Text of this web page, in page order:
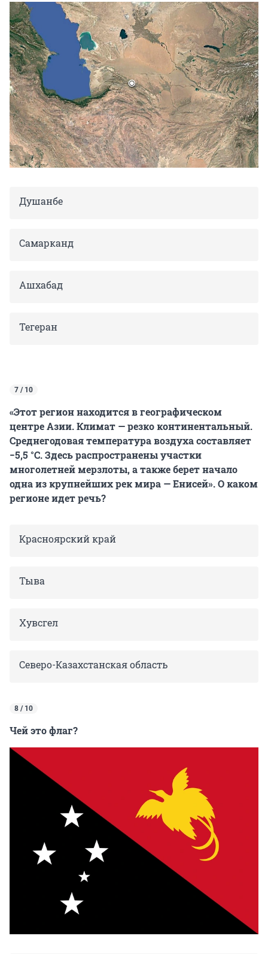
Душанбе
Самарканд
Ашхабад
Тегеран
7 / 10
«Этот регион находится в географическом
центре Азии. Климат — резко континентальный.
Среднегодовая температура воздуха составляет
−5,5 °C. Здесь распространены участки
многолетней мерзлоты, а также берет начало
одна из крупнейших рек мира — Енисей». О каком
регионе идет речь?
Красноярский край
Тыва
Хувсгел
Северо-Казахстанская область
8 / 10
Чей это флаг?